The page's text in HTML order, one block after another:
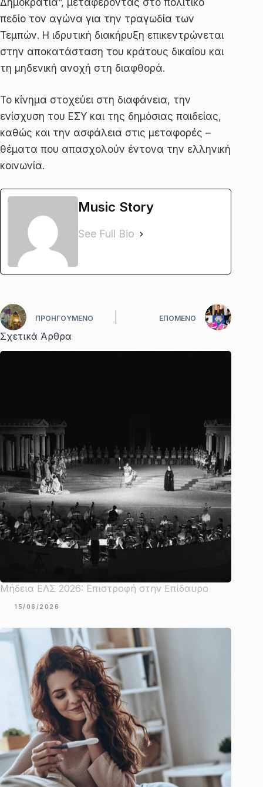
Δημοκρατία”, μεταφέροντας στο πολιτικό
πεδίο τον αγώνα για την τραγωδία των
Τεμπών. Η ιδρυτική διακήρυξη επικεντρώνεται
στην αποκατάσταση του κράτους δικαίου και
τη μηδενική ανοχή στη διαφθορά.
Το κίνημα στοχεύει στη διαφάνεια, την
ενίσχυση του ΕΣΥ και της δημόσιας παιδείας,
καθώς και την ασφάλεια στις μεταφορές –
θέματα που απασχολούν έντονα την ελληνική
κοινωνία.
Music Story
See Full Bio
ΠΡΟΗΓΟΎΜΕΝΟ ΕΠΌΜΕΝΟ
Σχετικά Άρθρα
Μήδεια ΕΛΣ 2026: Επιστροφή στην Επίδαυρο
15/06/2026